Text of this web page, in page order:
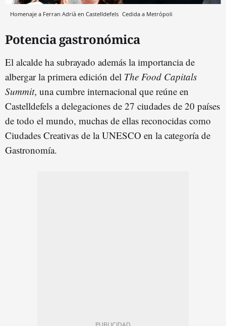
Homenaje a Ferran Adrià en Castelldefels Cedida a Metrópoli
Potencia gastronómica
El alcalde ha subrayado además la importancia de
albergar la primera edición del The Food Capitals
Summit, una cumbre internacional que reúne en
Castelldefels a delegaciones de 27 ciudades de 20 países
de todo el mundo, muchas de ellas reconocidas como
Ciudades Creativas de la UNESCO en la categoría de
Gastronomía.